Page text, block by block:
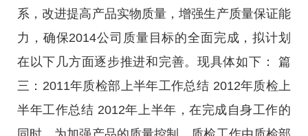
系，改进提高产品实物质量，增强生产质量保证能
力，确保2014公司质量目标的全面完成，拟计划
在以下几方面逐步推进和完善。现具体如下： 篇
三：2011年质检部上半年工作总结 2012年质检上
半年工作总结 2012年上半年，在完成自身工作的